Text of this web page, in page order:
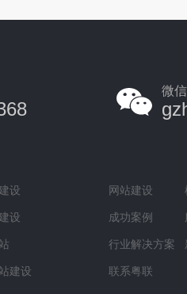
微
设
设
建设
网站建设
成功案例
行业解决方案
联系粤联